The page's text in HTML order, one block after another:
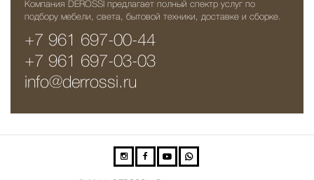
Компания DEROSSI предлагает полный спектр услуг по
подбору мебели, света, бытовой техники, доставке и сборке.
+7 961 697-00-44
+7 961 697-03-03
info@derrossi.ru